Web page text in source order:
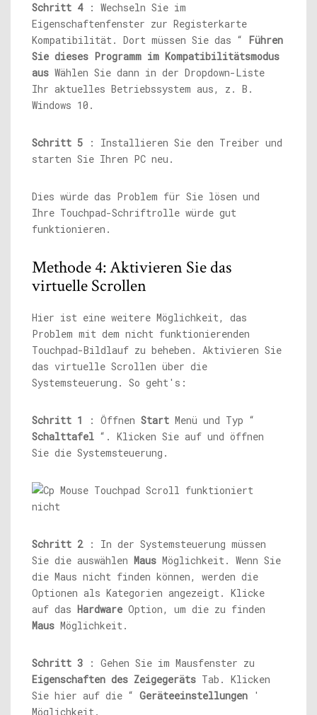
Schritt 4: Wechseln Sie im
Eigenschaftenfenster zur Registerkarte
Kompatibilität. Dort müssen Sie das “ Führen
Sie dieses Programm im Kompatibilitätsmodus
aus Wählen Sie dann in der Dropdown-Liste
Ihr aktuelles Betriebssystem aus, z. B.
Windows 10.
Schritt 5 : Installieren Sie den Treiber und
starten Sie Ihren PC neu.
Dies würde das Problem für Sie lösen und
Ihre Touchpad-Schriftrolle würde gut
funktionieren.
Methode 4: Aktivieren Sie das
virtuelle Scrollen
Hier ist eine weitere Möglichkeit, das
Problem mit dem nicht funktionierenden
Touchpad-Bildlauf zu beheben. Aktivieren Sie
das virtuelle Scrollen über die
Systemsteuerung. So geht's:
Schritt 1 : Öffnen Start Menü und Typ “
Schalttafel “. Klicken Sie auf und öffnen
Sie die Systemsteuerung.
Schritt 2: In der Systemsteuerung müssen
Sie die auswählen Maus Möglichkeit. Wenn Sie
die Maus nicht finden können, werden die
Optionen als Kategorien angezeigt. Klicke
auf das Hardware Option, um die zu finden
Maus Möglichkeit.
Schritt 3 : Gehen Sie im Mausfenster zu
Eigenschaften des Zeigegeräts Tab. Klicken
Sie hier auf die “ Geräteeinstellungen '
Möglichkeit.